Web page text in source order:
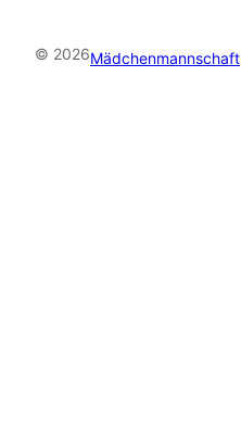
© 2026Mädchenmannschaft